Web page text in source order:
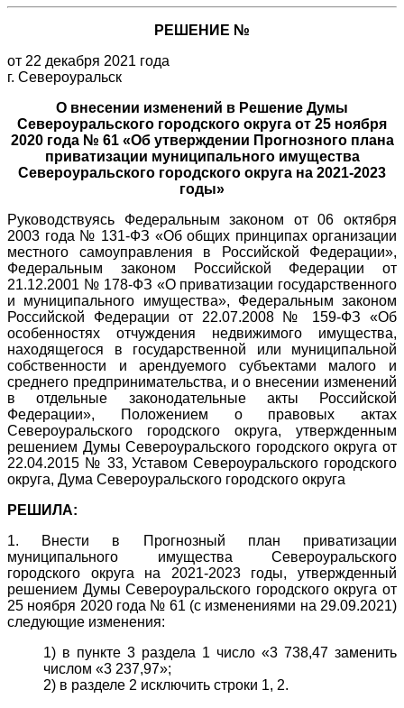
РЕШЕНИЕ №
от 22 декабря 2021 года
г. Североуральск
О внесении изменений в Решение Думы
Североуральского городского округа от 25 ноября
2020 года № 61 «Об утверждении Прогнозного плана
приватизации муниципального имущества
Североуральского городского округа на 2021-2023
годы»
Руководствуясь Федеральным законом от 06 октября
2003 года № 131-ФЗ «Об общих принципах организации
местного самоуправления в Российской Федерации»,
Федеральным законом Российской Федерации от
21.12.2001 № 178-ФЗ «О приватизации государственного
и муниципального имущества», Федеральным законом
Российской Федерации от 22.07.2008 № 159-ФЗ «Об
особенностях отчуждения недвижимого имущества,
находящегося в государственной или муниципальной
собственности и арендуемого субъектами малого и
среднего предпринимательства, и о внесении изменений
в отдельные законодательные акты Российской
Федерации», Положением о правовых актах
Североуральского городского округа, утвержденным
решением Думы Североуральского городского округа от
22.04.2015 № 33, Уставом Североуральского городского
округа, Дума Североуральского городского округа
РЕШИЛА:
1. Внести в Прогнозный план приватизации
муниципального имущества Североуральского
городского округа на 2021-2023 годы, утвержденный
решением Думы Североуральского городского округа от
25 ноября 2020 года № 61 (с изменениями на 29.09.2021)
следующие изменения:
1) в пункте 3 раздела 1 число «3 738,47 заменить
числом «3 237,97»;
2) в разделе 2 исключить строки 1, 2.